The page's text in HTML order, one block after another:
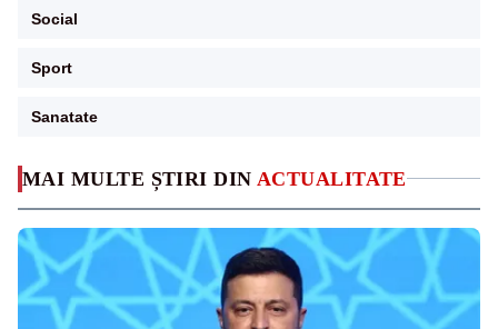
MAI MULTE ȘTIRI DIN ACTUALITATE
Social
Sport
Sanatate